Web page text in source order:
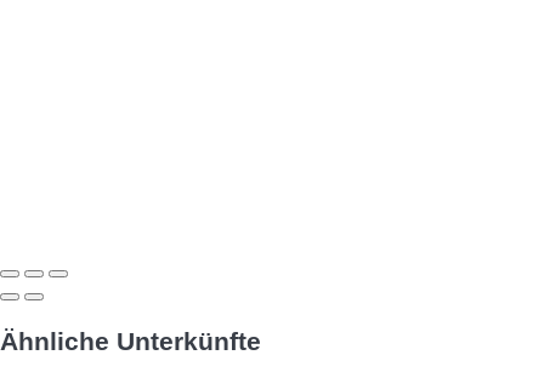
Ähnliche Unterkünfte